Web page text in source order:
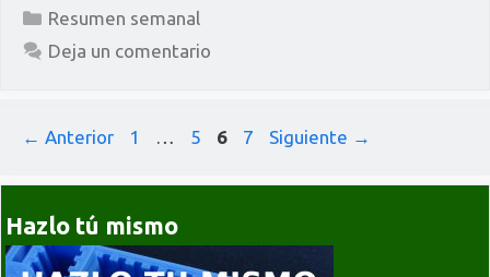
Categorías
Resumen semanal
Deja un comentario
← Anterior Página
1 Página
5 Página
6 Página
7 Siguiente →
Hazlo tú mismo